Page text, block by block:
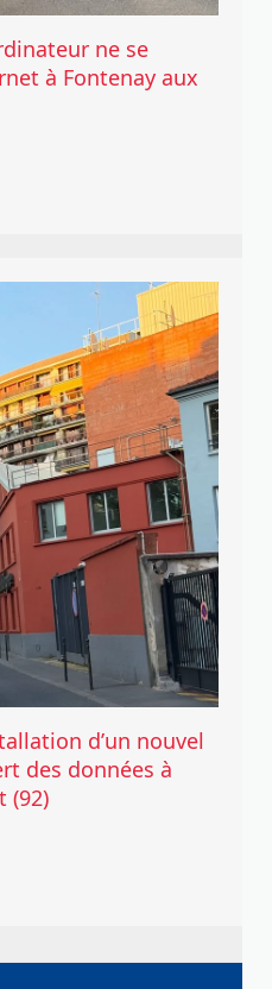
ne se
à Fontenay aux
d’un nouvel
des données à
(92)